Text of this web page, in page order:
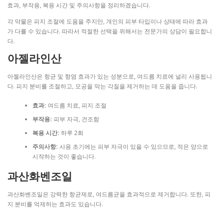
효과, 부작용, 복용 시간 및 주의사항을 정리하겠습니다.
각 약물은 피지 조절에 도움을 주지만, 개인의 피부 타입이나 상태에 따라 효과
가 다를 수 있습니다. 따라서 적절한 선택을 위해서는 전문가의 상담이 필요합니
다.
아젤라인산
아젤라인산은 항균 및 항염 효과가 있는 성분으로, 여드름 치료에 널리 사용됩니
다. 피지 분비를 조절하고, 모공을 막는 각질을 제거하는 데 도움을 줍니다.
효과: 여드름 치료, 피지 조절
부작용: 피부 자극, 건조함
복용 시간: 하루 2회
주의사항: 사용 초기에는 피부 자극이 있을 수 있으므로, 적은 양으로
시작하는 것이 좋습니다.
과산화벤조일
과산화벤조일은 강력한 항균제로, 여드름균을 효과적으로 제거합니다. 또한, 피
지 분비를 억제하는 효과도 있습니다.